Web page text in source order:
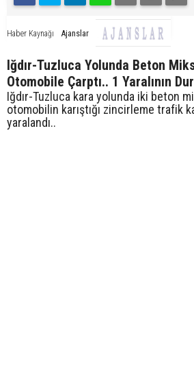
Haber Kaynağı Ajanslar
Iğdır-Tuzluca Yolunda Beton
Otomobile Çarptı.. 1 Yaralının
Iğdır-Tuzluca kara yolunda iki beton
otomobilin karıştığı zincirleme trafik
yaralandı..